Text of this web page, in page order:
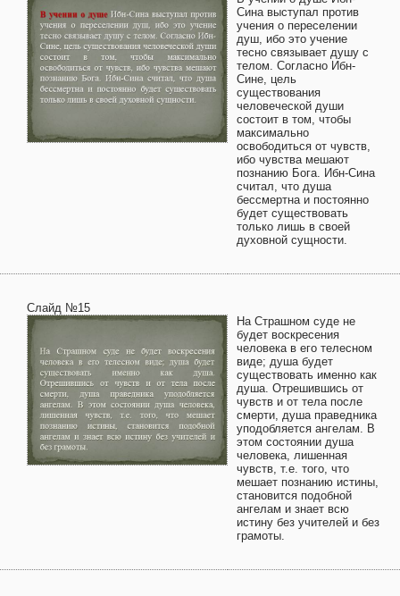
Сина выступал против
учения о переселении
душ, ибо это учение
тесно связывает душу с
телом. Согласно Ибн-
Сине, цель
существования
человеческой души
состоит в том, чтобы
максимально
освободиться от чувств,
ибо чувства мешают
познанию Бога. Ибн-Сина
считал, что душа
бессмертна и постоянно
будет существовать
только лишь в своей
духовной сущности.
Слайд №15
На Страшном суде не
будет воскресения
человека в его телесном
виде; душа будет
существовать именно как
душа. Отрешившись от
чувств и от тела после
смерти, душа праведника
уподобляется ангелам. В
этом состоянии душа
человека, лишенная
чувств, т.е. того, что
мешает познанию истины,
становится подобной
ангелам и знает всю
истину без учителей и без
грамоты.